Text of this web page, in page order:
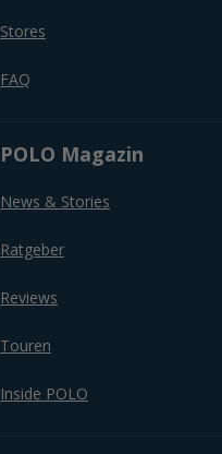
Stores
FAQ
POLO Magazin
News & Stories
Ratgeber
Reviews
Touren
Inside POLO